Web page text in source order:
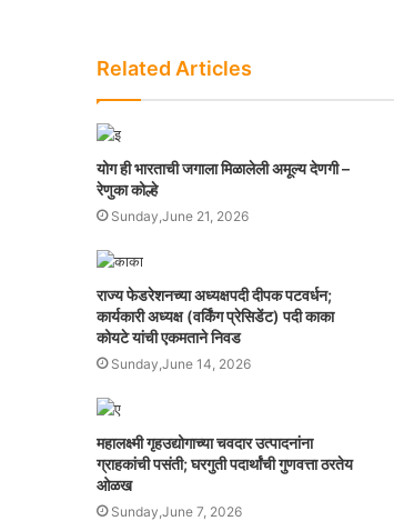
Related Articles
योग ही भारताची जगाला मिळालेली अमूल्य देणगी –
रेणुका कोल्हे
Sunday,June 21, 2026
राज्य फेडरेशनच्या अध्यक्षपदी दीपक पटवर्धन;
कार्यकारी अध्यक्ष (वर्किंग प्रेसिडेंट) पदी काका
कोयटे यांची एकमताने निवड
Sunday,June 14, 2026
महालक्ष्मी गृहउद्योगाच्या चवदार उत्पादनांना
ग्राहकांची पसंती; घरगुती पदार्थांची गुणवत्ता ठरतेय
ओळख
Sunday,June 7, 2026